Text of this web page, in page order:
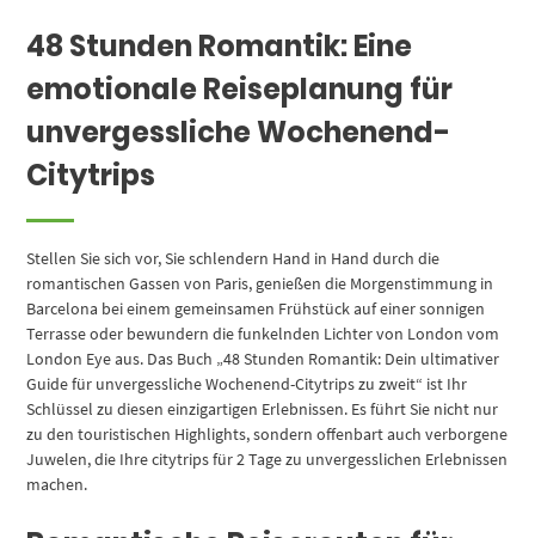
48 Stunden Romantik: Eine
emotionale Reiseplanung für
unvergessliche Wochenend-
Citytrips
Stellen Sie sich vor, Sie schlendern Hand in Hand durch die
romantischen Gassen von Paris, genießen die Morgenstimmung in
Barcelona bei einem gemeinsamen Frühstück auf einer sonnigen
Terrasse oder bewundern die funkelnden Lichter von London vom
London Eye aus. Das Buch „48 Stunden Romantik: Dein ultimativer
Guide für unvergessliche Wochenend-Citytrips zu zweit“ ist Ihr
Schlüssel zu diesen einzigartigen Erlebnissen. Es führt Sie nicht nur
zu den touristischen Highlights, sondern offenbart auch verborgene
Juwelen, die Ihre citytrips für 2 Tage zu unvergesslichen Erlebnissen
machen.